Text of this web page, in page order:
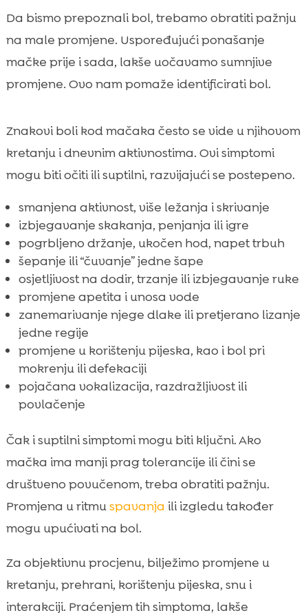
Da bismo prepoznali bol, trebamo obratiti pažnju
na male promjene. Uspoređujući ponašanje
mačke prije i sada, lakše uočavamo sumnjive
promjene. Ovo nam pomaže identificirati bol.
Znakovi boli kod mačaka često se vide u njihovom
kretanju i dnevnim aktivnostima. Ovi simptomi
mogu biti očiti ili suptilni, razvijajući se postepeno.
smanjena aktivnost, više ležanja i skrivanje
izbjegavanje skakanja, penjanja ili igre
pogrbljeno držanje, ukočen hod, napet trbuh
šepanje ili “čuvanje” jedne šape
osjetljivost na dodir, trzanje ili izbjegavanje ruke
promjene apetita i unosa vode
zanemarivanje njege dlake ili pretjerano lizanje
jedne regije
promjene u korištenju pijeska, kao i bol pri
mokrenju ili defekaciji
pojačana vokalizacija, razdražljivost ili
povlačenje
Čak i suptilni simptomi mogu biti ključni. Ako
mačka ima manji prag tolerancije ili čini se
društveno povučenom, treba obratiti pažnju.
Promjena u ritmuspavanja ili izgledu također
mogu upućivati na bol.
Za objektivnu procjenu, bilježimo promjene u
kretanju, prehrani, korištenju pijeska, snu i
interakciji. Praćenjem tih simptoma, lakše